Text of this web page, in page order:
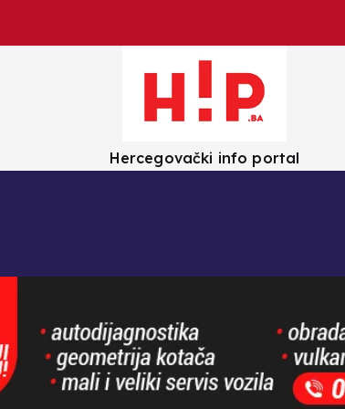
Hercegovački info portal